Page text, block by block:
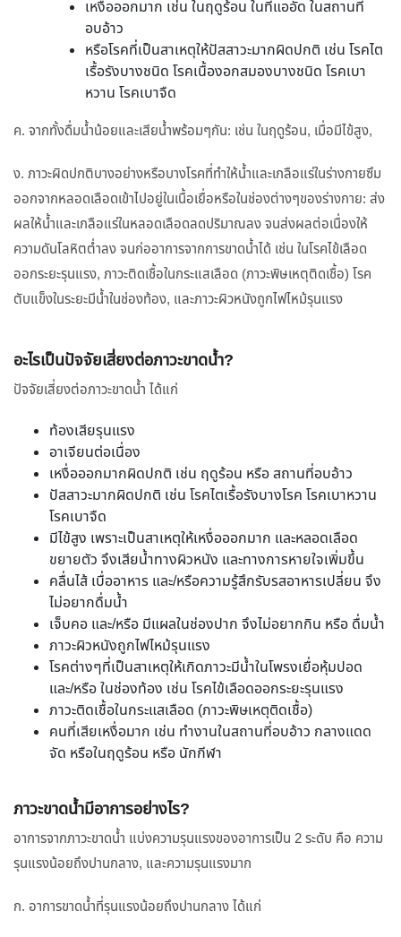
เหงื่อออกมาก เช่น ในฤดูร้อน ในที่แออัด ในสถานที่
อบอ้าว
หรือโรคที่เป็นสาเหตุให้ปัสสาวะมากผิดปกติ เช่น โรคไต
เรื้อรังบางชนิด โรคเนื้องอกสมองบางชนิด โรคเบา
หวาน โรคเบาจืด
ค. จากทั้งดื่มน้ำน้อยและเสียน้ำพร้อมๆกัน: เช่น ในฤดูร้อน, เมื่อมีไข้สูง,
ง. ภาวะผิดปกติบางอย่างหรือบางโรคที่ทำให้น้ำและเกลือแร่ในร่างกายซึม
ออกจากหลอดเลือดเข้าไปอยู่ในเนื้อเยื่อหรือในช่องต่างๆของร่างกาย: ส่ง
ผลให้น้ำและเกลือแร่ในหลอดเลือดลดปริมาณลง จนส่งผลต่อเนื่องให้
ความดันโลหิตต่ำลง จนก่ออาการจากการขาดน้ำได้ เช่น ในโรคไข้เลือด
ออกระยะรุนแรง, ภาวะติดเชื้อในกระแสเลือด (ภาวะพิษเหตุติดเชื้อ) โรค
ตับแข็งในระยะมีน้ำในช่องท้อง, และภาวะผิวหนังถูกไฟไหม้รุนแรง
อะไรเป็นปัจจัยเสี่ยงต่อภาวะขาดน้ำ?
ปัจจัยเสี่ยงต่อภาวะขาดน้ำ ได้แก่
ท้องเสียรุนแรง
อาเจียนต่อเนื่อง
เหงื่อออกมากผิดปกติ เช่น ฤดูร้อน หรือ สถานที่อบอ้าว
ปัสสาวะมากผิดปกติ เช่น โรคไตเรื้อรังบางโรค โรคเบาหวาน
โรคเบาจืด
มีไข้สูง เพราะเป็นสาเหตุให้เหงื่อออกมาก และหลอดเลือด
ขยายตัว จึงเสียน้ำทางผิวหนัง และทางการหายใจเพิ่มขึ้น
คลื่นไส้ เบื่ออาหาร และ/หรือความรู้สึกรับรสอาหารเปลี่ยน จึง
ไม่อยากดื่มน้ำ
เจ็บคอ และ/หรือ มีแผลในช่องปาก จึงไม่อยากกิน หรือ ดื่มน้ำ
ภาวะผิวหนังถูกไฟไหม้รุนแรง
โรคต่างๆที่เป็นสาเหตุให้เกิดภาวะมีน้ำในโพรงเยื่อหุ้มปอด
และ/หรือ ในช่องท้อง เช่น โรคไข้เลือดออกระยะรุนแรง
ภาวะติดเชื้อในกระแสเลือด (ภาวะพิษเหตุติดเชื้อ)
คนที่เสียเหงื่อมาก เช่น ทำงานในสถานที่อบอ้าว กลางแดด
จัด หรือในฤดูร้อน หรือ นักกีฬา
ภาวะขาดน้ำมีอาการอย่างไร?
อาการจากภาวะขาดน้ำ แบ่งความรุนแรงของอาการเป็น 2 ระดับ คือ ความ
รุนแรงน้อยถึงปานกลาง, และความรุนแรงมาก
ก. อาการขาดน้ำที่รุนแรงน้อยถึงปานกลาง ได้แก่